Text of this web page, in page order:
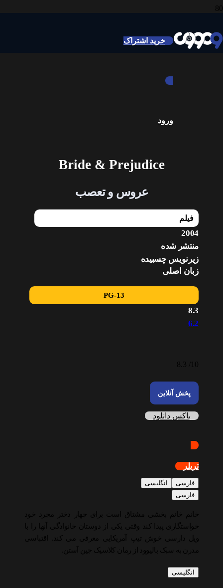
خرید اشتراک
ورود
Bride & Prejudice
عروس و تعصب
فیلم
2004
منتشر شده
زیرنویس چسبیده
زبان اصلی
PG-13
8.3
6.2
10/
8.3
پخش آنلاین
باکس دانلود
تریلر
فارسی
انگلیسی
فارسی
خانم خانم بخشی مشتاق است برای چهار دختر مجرد خود
خواستگاری پیدا کند وقتی یکی از دوستان خانوادگی آنها را با
ویل دارسی خوش تیپ آمریکایی معرفی می کند. اقتباسی
مدرن به سبک بالیوود از رمان کلاسیک جین آستن.
انگلیسی